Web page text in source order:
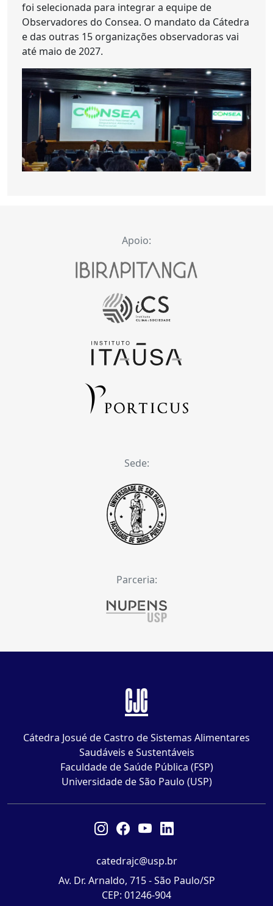
foi selecionada para integrar a equipe de
Observadores do Consea. O mandato da Cátedra
e das outras 15 organizações observadoras vai
até maio de 2027.
Apoio:
Sede:
Parceria:
CJC
Cátedra Josué de Castro de Sistemas Alimentares
Saudáveis e Sustentáveis
Faculdade de Saúde Pública (FSP)
Universidade de São Paulo (USP)
catedrajc@usp.br
Av. Dr. Arnaldo, 715 - São Paulo/SP
CEP: 01246-904